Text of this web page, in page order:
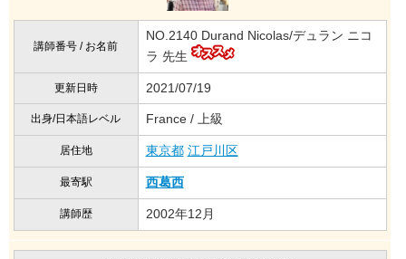
講師番号 / お名前
NO.2140 Durand Nicolas/デュラン ニコ
ラ 先生
更新日時 2021/07/19
出身/日本語レベル France / 上級
居住地 東京都 江戸川区
最寄駅 西葛西
講師歴 2002年12月